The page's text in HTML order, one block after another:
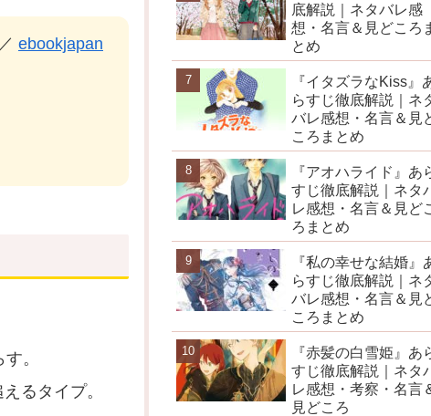
／ ebookjapan
。
るタイプ。
底解説｜ネタバレ感
想・名言＆見どころ
とめ
『イタズラなKiss』
らすじ徹底解説｜ネ
バレ感想・名言＆見
ころまとめ
『アオハライド』あ
すじ徹底解説｜ネタ
レ感想・名言＆見ど
ろまとめ
『私の幸せな結婚』
らすじ徹底解説｜ネ
バレ感想・名言＆見
ころまとめ
『赤髪の白雪姫』あ
すじ徹底解説｜ネタ
レ感想・考察・名言
見どころ